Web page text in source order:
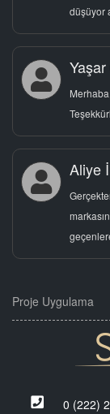
düşüyor
Aliye
Proje Uygulama
0 (222)